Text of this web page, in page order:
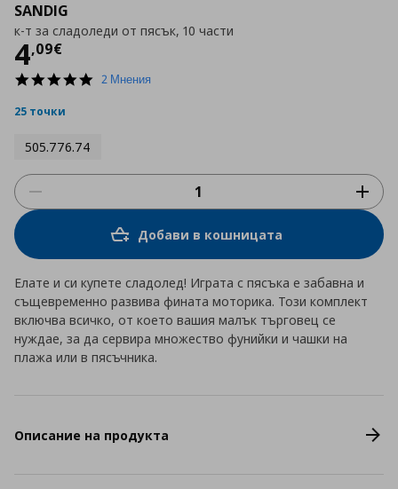
SANDIG
к-т за сладоледи от пясък, 10 части
4,09€
Цена
5.0
2 Мнения
25 точки
505.776.74
Добави в кошницата
Елате и си купете сладолед! Играта с пясъка е забавна и
същевременно развива фината моторика. Този комплект
включва всичко, от което вашия малък търговец се
нуждае, за да сервира множество фунийки и чашки на
плажа или в пясъчника.
Описание на продукта